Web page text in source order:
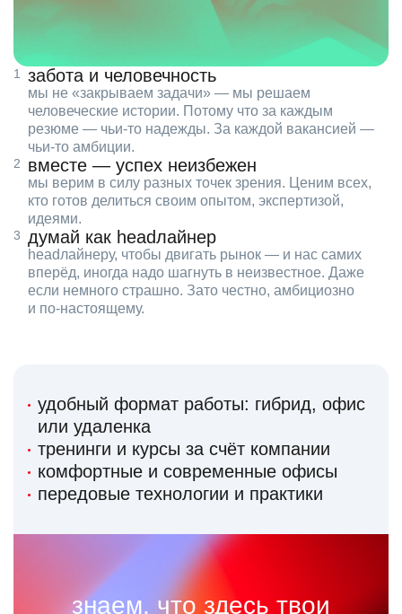
забота и человечность
мы не «закрываем задачи» — мы решаем
человеческие истории. Потому что за каждым
резюме — чьи‑то надежды. За каждой вакансией —
чьи‑то амбиции.
вместе — успех неизбежен
мы верим в силу разных точек зрения. Ценим всех,
кто готов делиться своим опытом, экспертизой,
идеями.
думай как headлайнер
headлайнеру, чтобы двигать рынок — и нас самих
вперёд, иногда надо шагнуть в неизвестное. Даже
если немного страшно. Зато честно, амбициозно
и по‑настоящему.
удобный формат работы: гибрид, офис
или удаленка
тренинги и курсы за счёт компании
комфортные и современные офисы
передовые технологии и практики
знаем, что здесь твои